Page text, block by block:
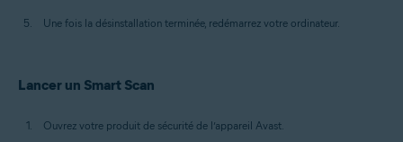
Une fois la désinstallation terminée, redémarrez votre ordinateur.
Lancer un Smart Scan
Ouvrez votre produit de sécurité de l’appareil Avast.